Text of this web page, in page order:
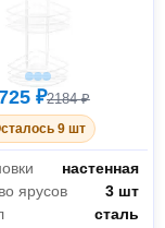
₽2184 ₽
9 шт
настенная
ярусов
3 шт
сталь